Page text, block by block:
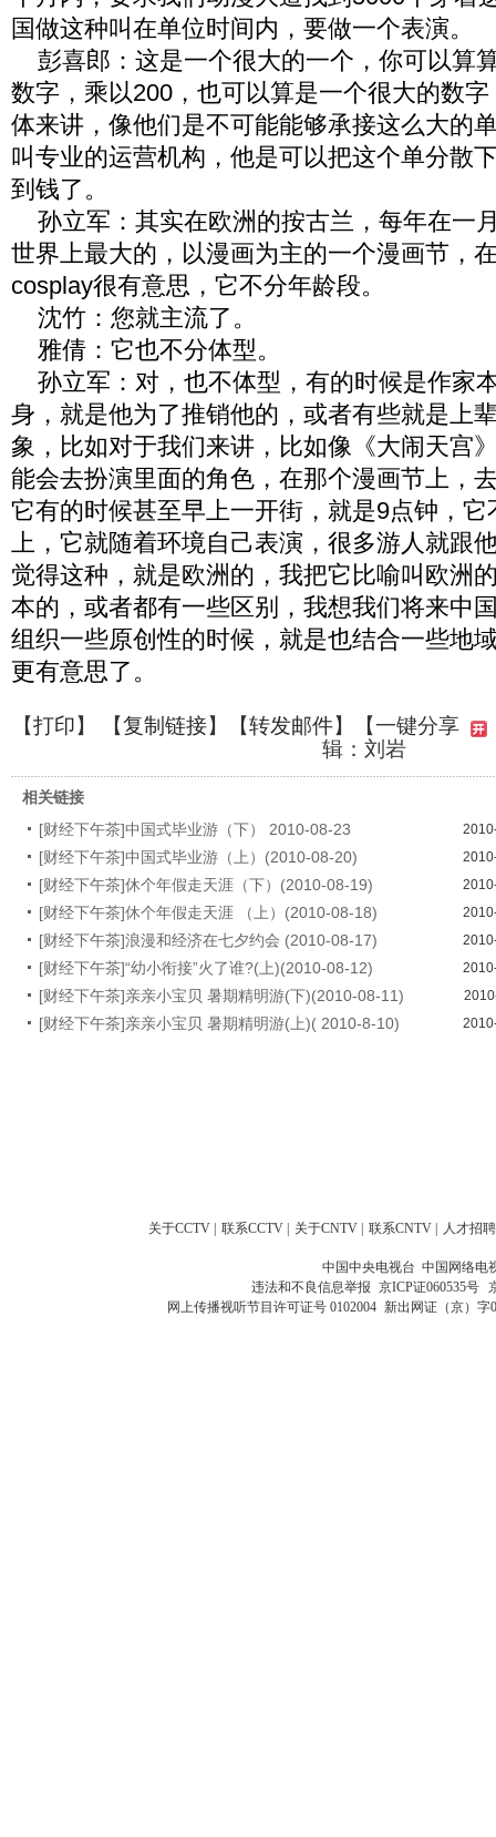
国做这种叫在单位时间内，要做一个表演。
彭喜郎：这是一个很大的一个，你可以算
数字，乘以200，也可以算是一个很大的数
体来讲，像他们是不可能能够承接这么大的
叫专业的运营机构，他是可以把这个单分散
到钱了。
孙立军：其实在欧洲的按古兰，每年在一
世界上最大的，以漫画为主的一个漫画节，
cosplay很有意思，它不分年龄段。
沈竹：您就主流了。
雅倩：它也不分体型。
孙立军：对，也不体型，有的时候是作家
身，就是他为了推销他的，或者有些就是上
象，比如对于我们来讲，比如像《大闹天宫
能会去扮演里面的角色，在那个漫画节上，
它有的时候甚至早上一开街，就是9点钟，
上，它就随着环境自己表演，很多游人就跟
觉得这种，就是欧洲的，我把它比喻叫欧洲
本的，或者都有一些区别，我想我们将来中
组织一些原创性的时候，就是也结合一些地
更有意思了。
【打印】 【复制链接】【转发邮件】
【一键分享
辑：刘岩
相关链接
[财经下午茶]中国式毕业游（下） 2010-08-23
[财经下午茶]中国式毕业游（上）(2010-08-20)
[财经下午茶]休个年假走天涯（下）(2010-08-19)
[财经下午茶]休个年假走天涯 （上）(2010-08-18)
[财经下午茶]浪漫和经济在七夕约会 (2010-08-17)
[财经下午茶]“幼小衔接”火了谁?(上)(2010-08-12)
[财经下午茶]亲亲小宝贝 暑期精明游(下)(2010-08-11)
[财经下午茶]亲亲小宝贝 暑期精明游(上)( 2010-8-10)
关于CCTV | 联系CCTV | 关于CNTV | 联系CNTV | 人才招聘
中国中央电视台 中国网络电
违法和不良信息举报 京ICP证060535号
网上传播视听节目许可证号 0102004 新出网证（京）